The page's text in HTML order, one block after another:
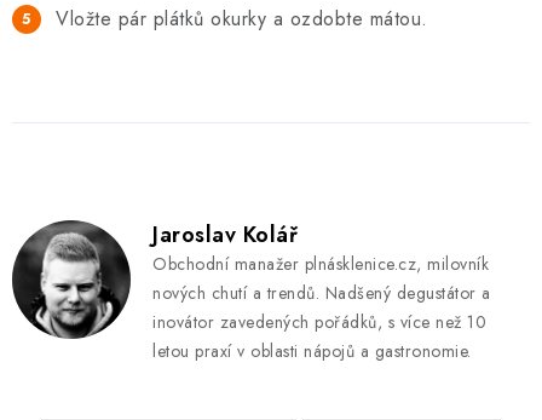
Vložte pár plátků okurky a ozdobte mátou.
Jaroslav Kolář
Obchodní manažer plnásklenice.cz, milovník
nových chutí a trendů. Nadšený degustátor a
inovátor zavedených pořádků, s více než 10
letou praxí v oblasti nápojů a gastronomie.